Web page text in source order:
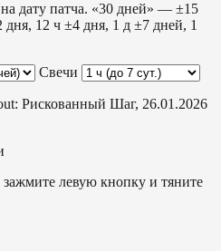
дату патча. «30 дней» — ±15
дня, 12 ч ±4 дня, 1 д ±7 дней, 1
Свечи
Рискованный Шаг, 26.01.2026
левую кнопку и тяните